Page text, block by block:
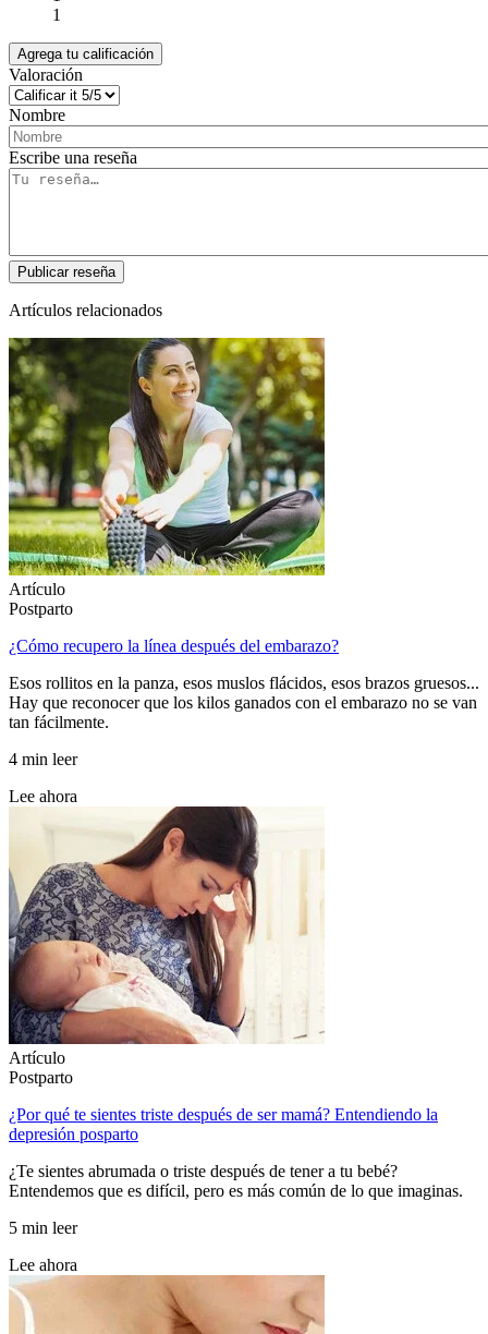
1
Agrega tu calificación
Valoración
Nombre
Escribe una reseña
Artículos relacionados
Artículo
Postparto
¿Cómo recupero la línea después del embarazo?
Esos rollitos en la panza, esos muslos flácidos, esos brazos gruesos...
Hay que reconocer que los kilos ganados con el embarazo no se van
tan fácilmente.
4 min leer
Lee ahora
Artículo
Postparto
¿Por qué te sientes triste después de ser mamá? Entendiendo la
depresión posparto
¿Te sientes abrumada o triste después de tener a tu bebé?
Entendemos que es difícil, pero es más común de lo que imaginas.
5 min leer
Lee ahora